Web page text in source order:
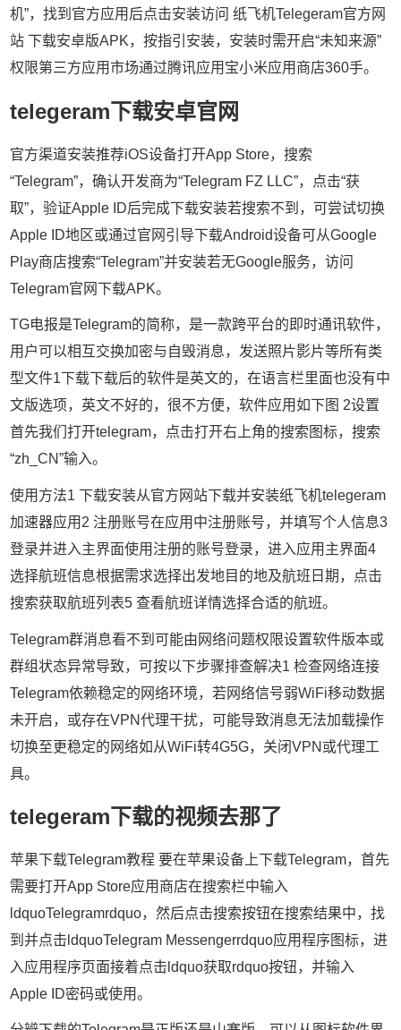
机”，找到官方应用后点击安装访问 纸飞机Telegeram官方网
站 下载安卓版APK，按指引安装，安装时需开启“未知来源”
权限第三方应用市场通过腾讯应用宝小米应用商店360手。
telegeram下载安卓官网
官方渠道安装推荐iOS设备打开App Store，搜索
“Telegram”，确认开发商为“Telegram FZ LLC”，点击“获
取”，验证Apple ID后完成下载安装若搜索不到，可尝试切换
Apple ID地区或通过官网引导下载Android设备可从Google
Play商店搜索“Telegram”并安装若无Google服务，访问
Telegram官网下载APK。
TG电报是Telegram的简称，是一款跨平台的即时通讯软件，
用户可以相互交换加密与自毁消息，发送照片影片等所有类
型文件1下载下载后的软件是英文的，在语言栏里面也没有中
文版选项，英文不好的，很不方便，软件应用如下图 2设置
首先我们打开telegram，点击打开右上角的搜索图标，搜索
“zh_CN”输入。
使用方法1 下载安装从官方网站下载并安装纸飞机telegeram
加速器应用2 注册账号在应用中注册账号，并填写个人信息3
登录并进入主界面使用注册的账号登录，进入应用主界面4
选择航班信息根据需求选择出发地目的地及航班日期，点击
搜索获取航班列表5 查看航班详情选择合适的航班。
Telegram群消息看不到可能由网络问题权限设置软件版本或
群组状态异常导致，可按以下步骤排查解决1 检查网络连接
Telegram依赖稳定的网络环境，若网络信号弱WiFi移动数据
未开启，或存在VPN代理干扰，可能导致消息无法加载操作
切换至更稳定的网络如从WiFi转4G5G，关闭VPN或代理工
具。
telegeram下载的视频去那了
苹果下载Telegram教程 要在苹果设备上下载Telegram，首先
需要打开App Store应用商店在搜索栏中输入
ldquoTelegramrdquo，然后点击搜索按钮在搜索结果中，找
到并点击ldquoTelegram Messengerrdquo应用程序图标，进
入应用程序页面接着点击ldquo获取rdquo按钮，并输入
Apple ID密码或使用。